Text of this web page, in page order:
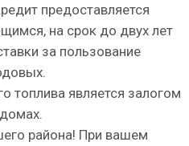
предоставляется
на срок до двух лет
за пользование
топлива является залогом
района! При вашем